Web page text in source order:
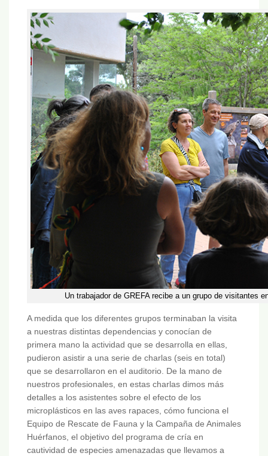
Un trabajador de GREFA recibe a un grupo de visitantes
A medida que los diferentes grupos terminaban la visita
a nuestras distintas dependencias y conocían de
primera mano la actividad que se desarrolla en ellas,
pudieron asistir a una serie de charlas (seis en total)
que se desarrollaron en el auditorio. De la mano de
nuestros profesionales, en estas charlas dimos más
detalles a los asistentes sobre el efecto de los
microplásticos en las aves rapaces, cómo funciona el
Equipo de Rescate de Fauna y la Campaña de Animales
Huérfanos, el objetivo del programa de cría en
cautividad de especies amenazadas que llevamos a